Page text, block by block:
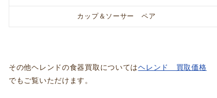
カップ＆ソーサー ペア
その他ヘレンドの食器買取についてはヘレンド 買取価格
でもご覧いただけます。